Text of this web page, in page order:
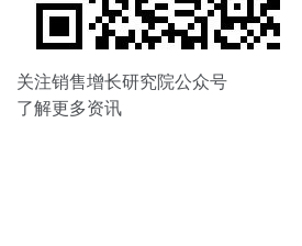
关注销售增长研究院公众号
了解更多资讯